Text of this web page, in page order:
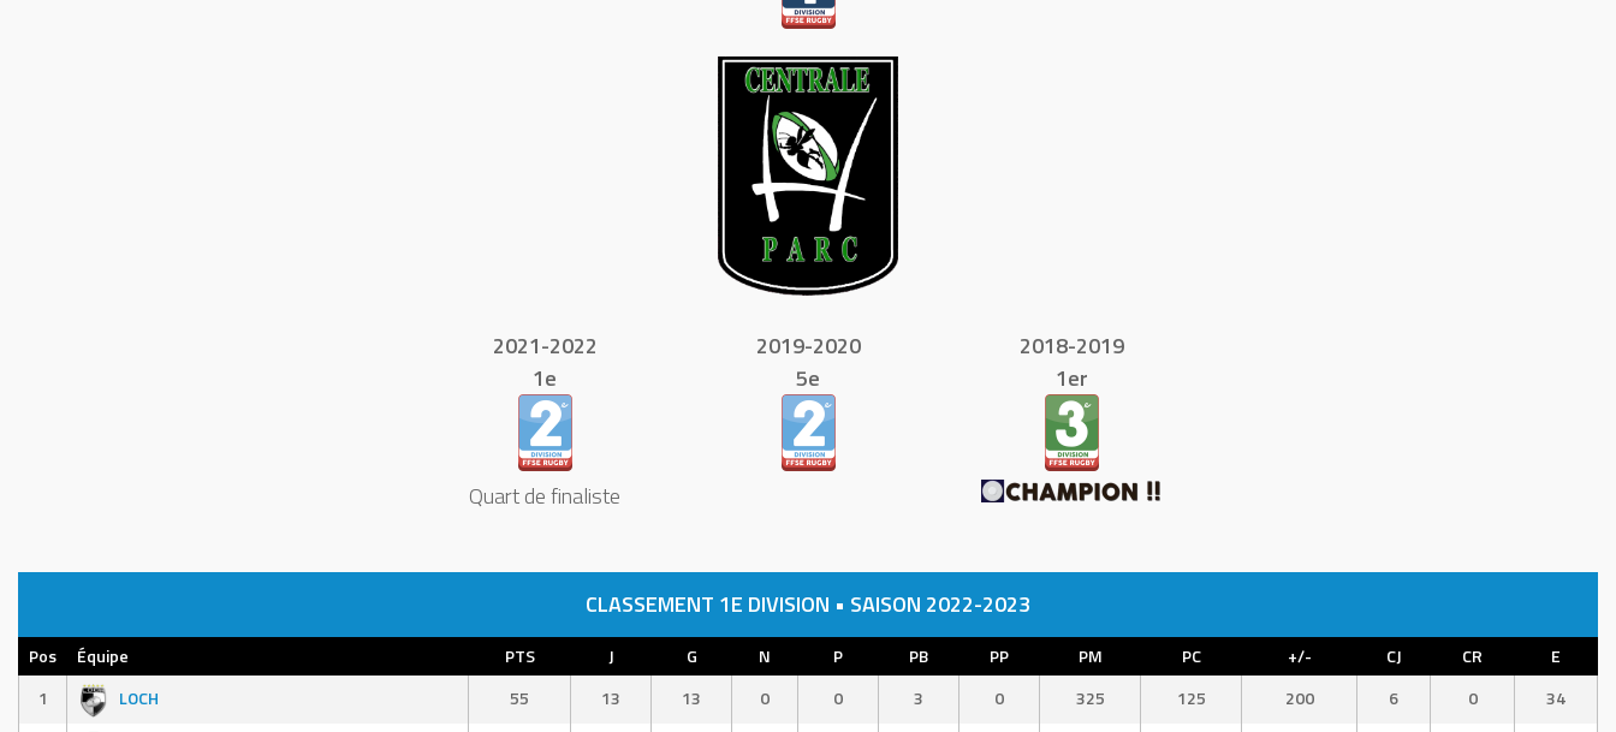
2021-2022
1e
Quart de finaliste
2019-2020
5e
2018-2019
1er
CLASSEMENT 1E DIVISION • SAISON 2022-2023
Pos Équipe PTS J G N P PB PP PM PC +/- CJ CR
E
1
LOCH 55 13 13 0 0 3 0 325 125 200 6 0
34